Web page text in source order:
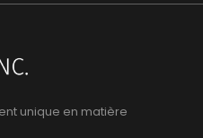
unique en matière